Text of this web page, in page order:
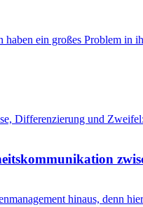
haben ein großes Problem
Differenzierung und
hinaus, denn